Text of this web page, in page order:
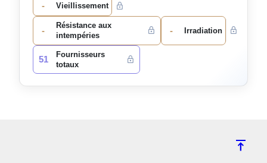
- Vieillissement
-
Résistance aux
intempéries
- Irradiation
51
Fournisseurs
totaux
vertical_align_top